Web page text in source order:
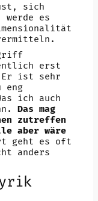
sich
werde es
erst
Er ist sehr
ich auch
Das mag
zutreffen
aber wäre
geht es oft
anders